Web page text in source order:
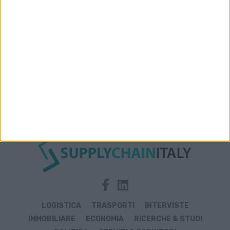
LOGISTICA TRASPORTI
INTERVISTE
IMMOBILIARE
ECONOMIA
RICERCHE & STUDI